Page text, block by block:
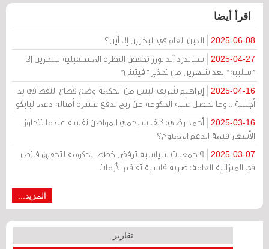
اقرأ أيضا
2025-06-08 الدين العام في البحرين إلى أين؟
2025-04-27
ستاندرد آند بورز تخفض النظرة المستقبلية للبحرين إلى
"سلبية" بعد شهرين من تحذير "فيتش"
2025-04-16
إبراهيم شريف: ليس من الحكمة وضع قطاع النفط في يد
أجنبية .. وما تحصل عليه الحكومة من ربح تدفع عشرة أمثاله دعما لبابكو
2025-03-16
أحمد رضي: كيف سيحمي المواطن نفسه عندما تتجاوز
الأسعار قيمة الدعم الممنوح؟
2025-03-07
9 جمعيات سياسية ترفض خطط الحكومة لتحقيق فائض
في الميزانية العامة: ضربة قاسية تفاقم الأزمات
المزيد...
تقارير